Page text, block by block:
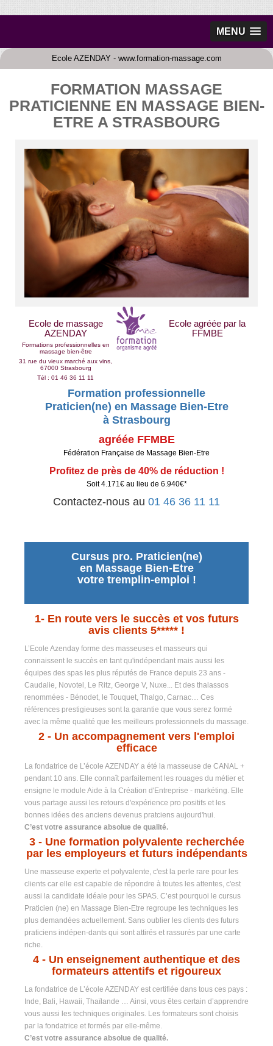
MENU
Ecole AZENDAY - www.formation-massage.com
FORMATION MASSAGE
PRATICIENNE EN MASSAGE BIEN-
ETRE A STRASBOURG
Ecole de massage
AZENDAY
Formations professionnelles en
massage bien-être
31 rue du vieux marché aux vins,
67000 Strasbourg
Tél : 01 46 36 11 11
Ecole agréée par la
FFMBE
Formation professionnelle
Praticien(ne) en Massage Bien-Etre
à Strasbourg
agréée FFMBE
Fédération Française de Massage Bien-Etre
Profitez de près de 40% de réduction !
Soit 4.171€ au lieu de 6.940€*
Contactez-nous au 01 46 36 11 11
Cursus pro. Praticien(ne)
en Massage Bien-Etre
votre tremplin-emploi !
1- En route vers le succès et vos futurs
avis clients 5***** !
L’Ecole Azenday forme des masseuses et masseurs qui
connaissent le succès en tant qu'indépendant mais aussi les
équipes des spas les plus réputés de France depuis 23 ans -
Caudalie, Novotel, Le Ritz, George V, Nuxe... Et des thalassos
renommées - Bénodet, le Touquet, Thalgo, Carnac… Ces
références prestigieuses sont la garantie que vous serez formé
avec la même qualité que les meilleurs professionnels du massage.
2 - Un accompagnement vers l'emploi
efficace
La fondatrice de L’école AZENDAY a été la masseuse de CANAL +
pendant 10 ans. Elle connaît parfaitement les rouages du métier et
ensigne le module Aide à la Création d'Entreprise - markéting. Elle
vous partage aussi les retours d'expérience pro positifs et les
bonnes idées des anciens devenus pratciens aujourd'hui.
C’est votre assurance absolue de qualité.
3 - Une formation polyvalente recherchée
par les employeurs et futurs indépendants
Une masseuse experte et polyvalente, c'est la perle rare pour les
clients car elle est capable de répondre à toutes les attentes, c'est
aussi la candidate idéale pour les SPAS. C’est pourquoi le cursus
Praticien (ne) en Massage Bien-Etre regroupe les techniques les
plus demandées actuellement. Sans oublier les clients des futurs
praticiens indépen-dants qui sont attirés et rassurés par une carte
riche.
4 - Un enseignement authentique et des
formateurs attentifs et rigoureux
La fondatrice de L’école AZENDAY est certifiée dans tous ces pays :
Inde, Bali, Hawaii, Thaïlande … Ainsi, vous êtes certain d’apprendre
vous aussi les techniques originales. Les formateurs sont choisis
par la fondatrice et formés par elle-même.
C’est votre assurance absolue de qualité.